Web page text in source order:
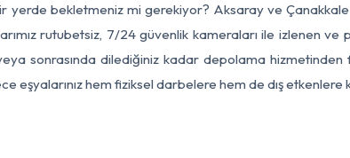
yerde bekletmeniz mi gerekiyor? Aksaray ve
rutubetsiz, 7/24 güvenlik kameraları ile izlenen
sonrasında dilediğiniz kadar depolama
eşyalarınız hem fiziksel darbelere hem de dış etkenlere